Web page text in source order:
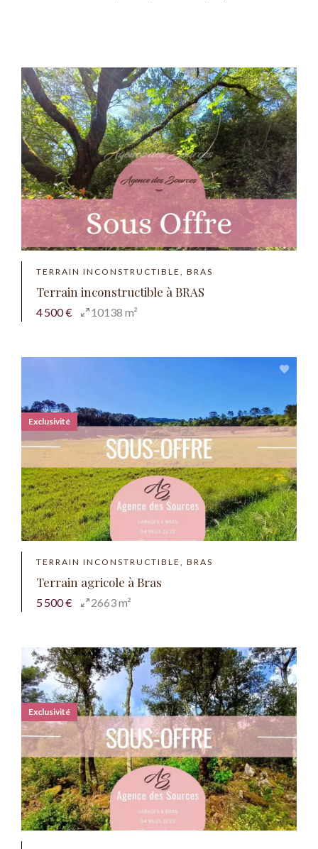
TERRAIN INCONSTRUCTIBLE, BRAS
Terrain inconstructible à BRAS
4 500 € 10138 m²
TERRAIN INCONSTRUCTIBLE, BRAS
Terrain agricole à Bras
5 500 € 2663 m²
Exclusivité
Exclusivité